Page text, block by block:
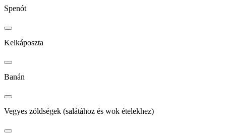
Spenót
Kelkáposzta
Banán
Vegyes zöldségek (salátához és wok ételekhez)